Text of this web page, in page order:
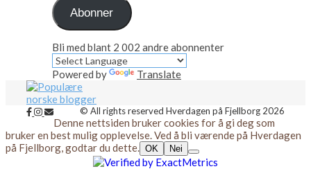
Abonner
Bli med blant 2 002 andre abonnenter
Powered by Translate
© All rights reserved Hverdagen på Fjellborg 2026
Denne nettsiden bruker cookies for å gi deg som
bruker en best mulig opplevelse. Ved å bli værende på Hverdagen
på Fjellborg, godtar du dette. OK Nei